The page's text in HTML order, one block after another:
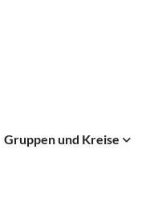
Gruppen und Kreise